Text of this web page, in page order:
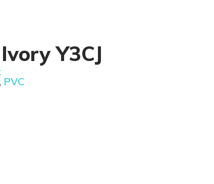
Y3CJ
, PVC